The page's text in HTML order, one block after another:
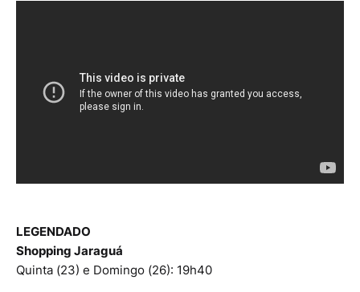
LEGENDADO
Shopping Jaraguá
Quinta (23) e Domingo (26): 19h40